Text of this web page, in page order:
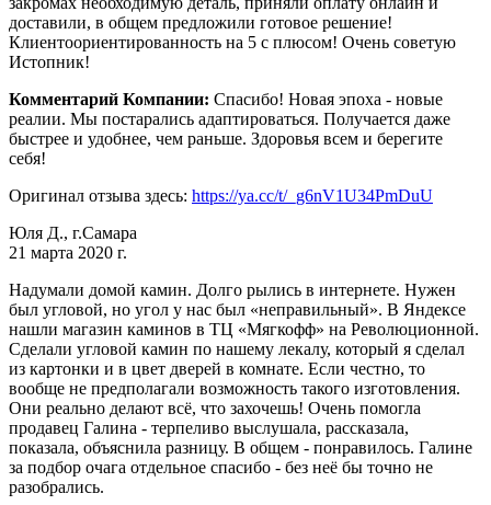
доставили, в общем предложили готовое решение!
Клиентоориентированность на 5 с плюсом! Очень советую
Истопник!
Комментарий Компании: Спасибо! Новая эпоха - новые
реалии. Мы постарались адаптироваться. Получается даже
быстрее и удобнее, чем раньше. Здоровья всем и берегите
себя!
Оригинал отзыва здесь: https://ya.cc/t/_g6nV1U34PmDuU
Юля Д., г.Самара
21 марта 2020 г.
Надумали домой камин. Долго рылись в интернете. Нужен
был угловой, но угол у нас был «неправильный». В Яндексе
нашли магазин каминов в ТЦ «Мягкофф» на Революционной.
Сделали угловой камин по нашему лекалу, который я сделал
из картонки и в цвет дверей в комнате. Если честно, то
вообще не предполагали возможность такого изготовления.
Они реально делают всё, что захочешь! Очень помогла
продавец Галина - терпеливо выслушала, рассказала,
показала, объяснила разницу. В общем - понравилось. Галине
за подбор очага отдельное спасибо - без неё бы точно не
разобрались.